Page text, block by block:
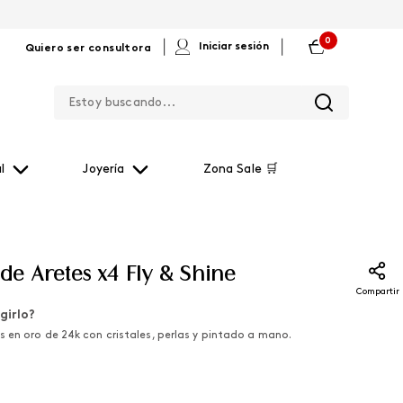
Quiero ser consultora Iniciar sesión
0
Joyería Zona Sale 🛒
Aretes x4 Fly & Shine
Compartir
en oro de 24k con cristales, perlas y pintado a mano.